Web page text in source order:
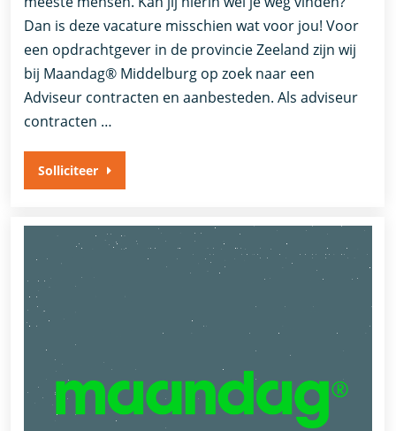
Dan is deze vacature misschien wat voor jou! Voor
een opdrachtgever in de provincie Zeeland zijn wij
bij Maandag® Middelburg op zoek naar een
Adviseur contracten en aanbesteden. Als adviseur
contracten …
Solliciteer